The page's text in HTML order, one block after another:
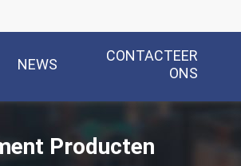
NEWS
CONTACTEER
ONS
Producten